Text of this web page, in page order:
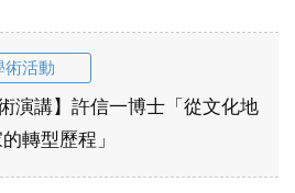
術活動
演講】許信一博士「從文化地
轉型歷程」